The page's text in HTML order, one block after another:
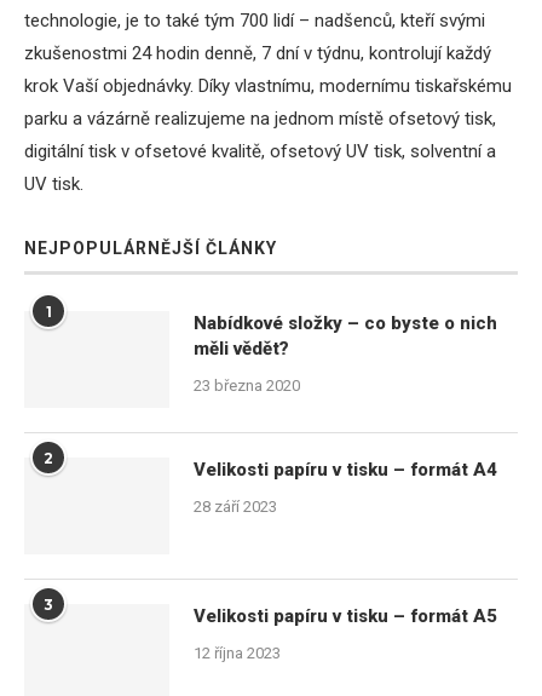
technologie, je to také tým 700 lidí – nadšenců, kteří svými
zkušenostmi 24 hodin denně, 7 dní v týdnu, kontrolují každý
krok Vaší objednávky. Díky vlastnímu, modernímu tiskařskému
parku a vázárně realizujeme na jednom místě ofsetový tisk,
digitální tisk v ofsetové kvalitě, ofsetový UV tisk, solventní a
UV tisk.
NEJPOPULÁRNĚJŠÍ ČLÁNKY
1
Nabídkové složky – co byste o nich
měli vědět?
23 března 2020
2
Velikosti papíru v tisku – formát A4
28 září 2023
3
Velikosti papíru v tisku – formát A5
12 října 2023